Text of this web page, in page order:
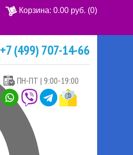
Корзина: 0.00 руб. (0)
+7 (499) 707-14-66
ПН-ПТ | 9:00-19:00